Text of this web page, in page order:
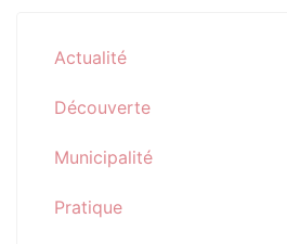
Actualité
Découverte
Municipalité
Pratique